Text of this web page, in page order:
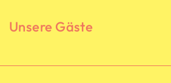
Unsere Gäste